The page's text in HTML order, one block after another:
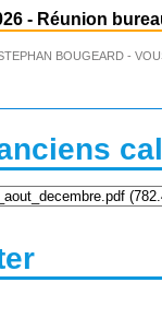
- Réunion
BOUGEARD -